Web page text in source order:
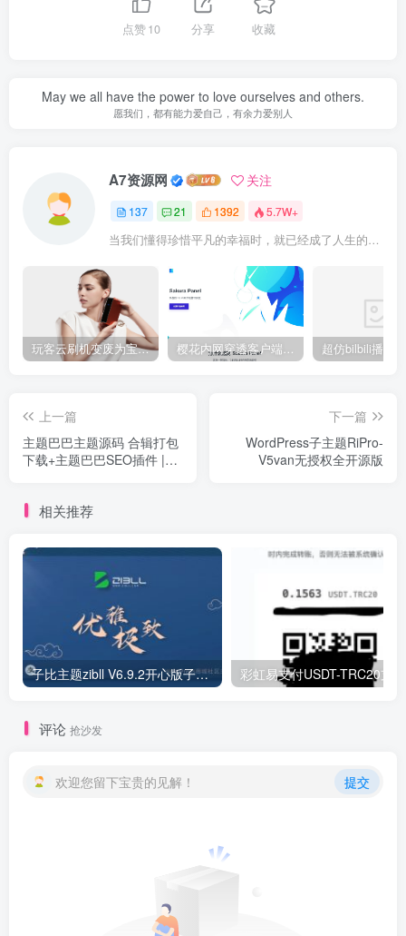
点赞10 分享 收藏
May we all have the power to love ourselves and others.
愿我们，都有能力爱自己，有余力爱别人
A7资源网 关注
137 21 1392 5.7W+
当我们懂得珍惜平凡的幸福时，就已经成了人生的赢家
玩客云刷机变废为宝 刷Armbian系统/安装宝塔5.9/安装博客Typecho/网盘系统Cloudreve/免费内网穿透 详细教程
上一篇
主题巴巴主题源码 合辑打包
下载+主题巴巴SEO插件 |
下一篇
WordPress子主题RiPro-
V5van无授权全开源版
相关推荐
子比主题zibll V6.9.2开心版子比6.9.2破解版zibll6.9.2 7.0
评论 抢沙发
欢迎您留下宝贵的见解！ 提交